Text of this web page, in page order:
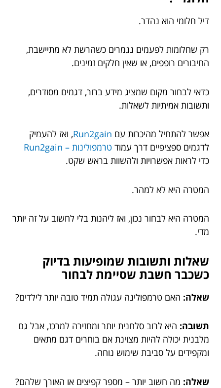
דיל חלומי הוא נהדר.
רק שחלומות לפעמים נגמרים כשהרשת לא מתיישבת,
החיבורים רופפים, או שאין חלקים זמינים.
כדאי לבחור מקום שמציג מידע ברור, דגמים מסודרים,
ותשובות אמיתיות לשאלות.
אפשר להתחיל מהיכרות עם Run2gain, ואז להעמיק
לדגמים ספציפיים דרך עמוד טרמפולינות – Run2gain
כדי לראות אפשרויות ולהשוות בראש שקט.
המטרה היא לא למהר.
המטרה היא לבחור נכון, ואז ליהנות בלי לחשוב על זה יותר
מדי.
שאלות ותשובות שמופיעות בדיוק
כשכבר חשבת שסיימת לבחור
שאלה: האם טרמפולינה עגולה תמיד טובה יותר לילדים?
תשובה: היא לרוב סלחנית יותר ומחזירה למרכז, אבל גם
מלבנית יכולה להיות מצוינת אם בוחרים דגם מתאים
ומקפידים על סביבת שימוש נוחה.
שאלה: מה חשוב יותר – מספר קפיצים או האורך שלהם?